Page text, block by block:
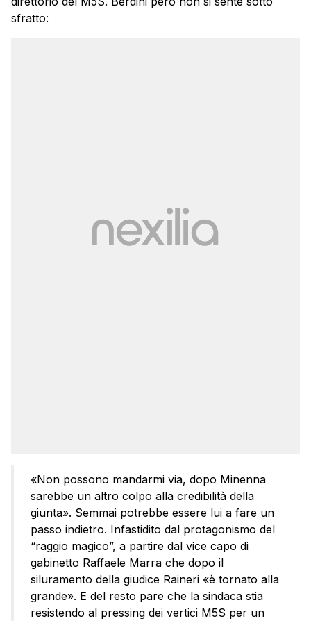
sfratto:
«Non possono mandarmi via, dopo Minenna
sarebbe un altro colpo alla credibilità della
giunta». Semmai potrebbe essere lui a fare un
passo indietro. Infastidito dal protagonismo del
“raggio magico”, a partire dal vice capo di
gabinetto Raffaele Marra che dopo il
siluramento della giudice Raineri «è tornato alla
grande». E del resto pare che la sindaca stia
resistendo al pressing dei vertici M5S per un